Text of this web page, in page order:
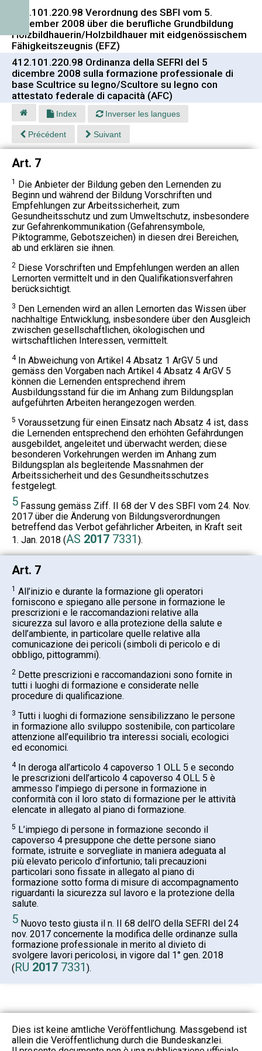
412.101.220.98 Verordnung des SBFI vom 5.
Dezember 2008 über die berufliche Grundbildung
Holzbildhauerin/Holzbildhauer mit eidgenössischem
Fähigkeitszeugnis (EFZ)
412.101.220.98 Ordinanza della SEFRI del 5
dicembre 2008 sulla formazione professionale di
base Scultrice su legno/Scultore su legno con
attestato federale di capacità (AFC)
Index Inverser les langues
Précédent Suivant
Art. 7
1 Die Anbieter der Bildung geben den Lernenden zu
Beginn und während der Bildung Vorschriften und
Empfehlungen zur Arbeitssicherheit, zum
Gesundheitsschutz und zum Umweltschutz, insbesondere
zur Gefahrenkommunikation (Gefahrensymbole,
Piktogramme, Gebotszeichen) in diesen drei Bereichen,
ab und erklären sie ihnen.
2 Diese Vorschriften und Empfehlungen werden an allen
Lernorten vermittelt und in den Qualifikationsverfahren
berücksichtigt.
3 Den Lernenden wird an allen Lernorten das Wissen über
nachhaltige Entwicklung, insbesondere über den Ausgleich
zwischen gesellschaftlichen, ökologischen und
wirtschaftlichen Interessen, vermittelt.
4In Abweichung von Artikel 4 Absatz 1 ArGV 5 und
gemäss den Vorgaben nach Artikel 4 Absatz 4 ArGV 5
können die Lernenden entsprechend ihrem
Ausbildungsstand für die im Anhang zum Bildungsplan
aufgeführten Arbeiten herangezogen werden.
5 Voraussetzung für einen Einsatz nach Absatz 4 ist, dass
die Lernenden entsprechend den erhöhten Gefährdungen
ausgebildet, angeleitet und überwacht werden; diese
besonderen Vorkehrungen werden im Anhang zum
Bildungsplan als begleitende Massnahmen der
Arbeitssicherheit und des Gesundheitsschutzes
festgelegt.
5 Fassung gemäss Ziff. II 68 der V des SBFI vom 24. Nov.
2017 über die Änderung von Bildungsverordnungen
betreffend das Verbot gefährlicher Arbeiten, in Kraft seit
1. Jan. 2018 (AS 2017 7331 ).
Art. 7
1 All’inizio e durante la formazione gli operatori
forniscono e spiegano alle persone in formazione le
prescrizioni e le raccomandazioni relative alla
sicurezza sul lavoro e alla protezione della salute e
dell’ambiente, in particolare quelle relative alla
comunicazione dei pericoli (simboli di pericolo e di
obbligo, pittogrammi).
2 Dette prescrizioni e raccomandazioni sono fornite in
tutti i luoghi di formazione e considerate nelle
procedure di qualificazione.
3 Tutti i luoghi di formazione sensibilizzano le persone
in formazione allo sviluppo sostenibile, con particolare
attenzione all’equilibrio tra interessi sociali, ecologici
ed economici.
4In deroga all’articolo 4 capoverso 1 OLL 5 e secondo
le prescrizioni dell’articolo 4 capoverso 4 OLL 5 è
ammesso l’impiego di persone in formazione in
conformità con il loro stato di formazione per le attività
elencate in allegato al piano di formazione.
5 L’impiego di persone in formazione secondo il
capoverso 4 presuppone che dette persone siano
formate, istruite e sorvegliate in maniera adeguata al
più elevato pericolo d’infortunio; tali precauzioni
particolari sono fissate in allegato al piano di
formazione sotto forma di misure di accompagnamento
riguardanti la sicurezza sul lavoro e la protezione della
salute.
5 Nuovo testo giusta il n. II 68 dell’O della SEFRI del 24
nov. 2017 concernente la modifica delle ordinanze sulla
formazione professionale in merito al divieto di
svolgere lavori pericolosi, in vigore dal 1° gen. 2018
(RU 2017 7331 ).
Dies ist keine amtliche Veröffentlichung. Massgebend ist
allein die Veröffentlichung durch die Bundeskanzlei.